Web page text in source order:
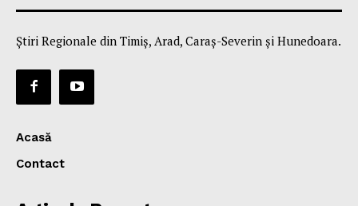
Știri Regionale din Timiș, Arad, Caraș-Severin și Hunedoara.
Acasă
Contact